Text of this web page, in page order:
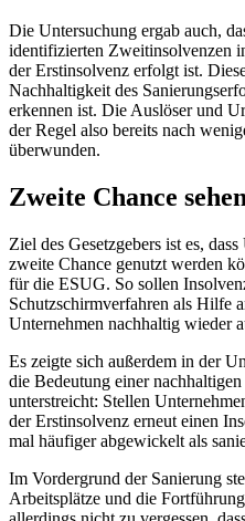
Die Untersuchung ergab auch,
identifizierten Zweitinsolvenzen
der Erstinsolvenz erfolgt ist.
Nachhaltigkeit des
erkennen ist. Die Auslöser und
der Regel also bereits nach
überwunden.
Zweite Chance
Ziel des Gesetzgebers ist es,
zweite Chance genutzt werden
für die ESUG. So sollen
Schutzschirmverfahren als Hilfe
Unternehmen nachhaltig wieder
Es zeigte sich außerdem in der
die Bedeutung einer
unterstreicht: Stellen
der Erstinsolvenz erneut einen
mal häufiger abgewickelt als
Im Vordergrund der Sanierung
Arbeitsplätze und die